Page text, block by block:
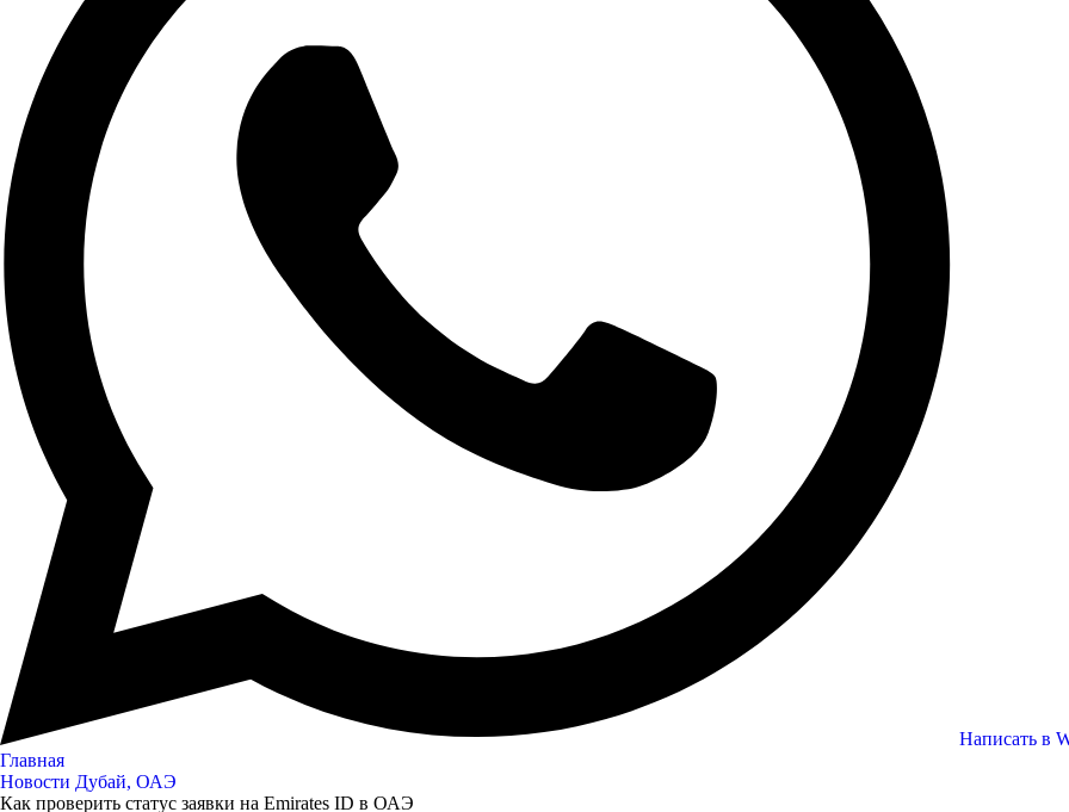
Написать в
Главная
Новости Дубай, ОАЭ
Как проверить статус заявки на Emirates ID в ОАЭ